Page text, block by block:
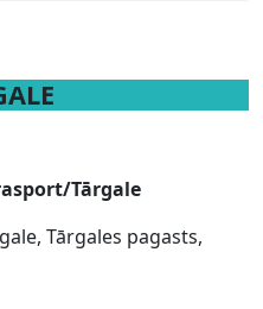
Tārgale
Tārgales pagasts,